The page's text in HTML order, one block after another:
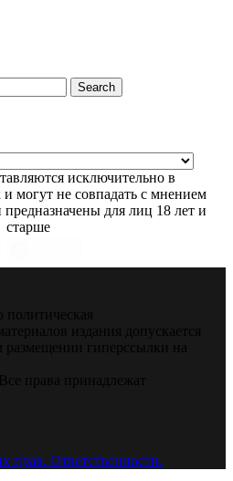
Search
исключительно в
могут не совпадать с мнением
для лиц 18 лет и
старше
издания допускается
размещении гиперссылки на
права принадлежат
прав. Ответственности.